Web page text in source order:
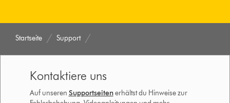
Startseite Support
Kontaktiere uns
Auf unseren Supportseiten erhältst du Hinweise zur